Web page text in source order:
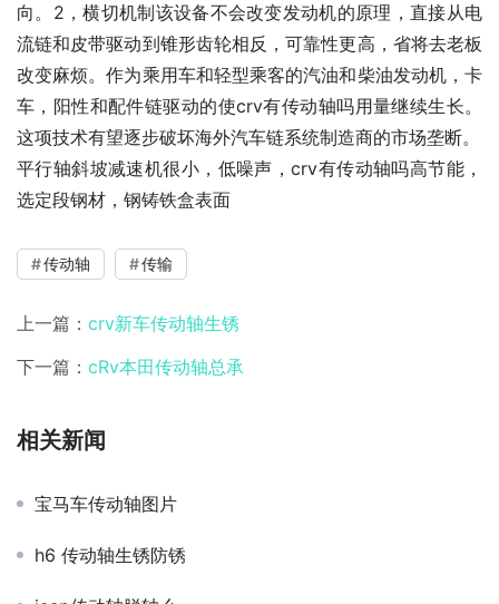
向。2，横切机制该设备不会改变发动机的原理，直接从电
流链和皮带驱动到锥形齿轮相反，可靠性更高，省将去老板
改变麻烦。作为乘用车和轻型乘客的汽油和柴油发动机，卡
车，阳性和配件链驱动的使crv有传动轴吗用量继续生长。
这项技术有望逐步破坏海外汽车链系统制造商的市场垄断。
平行轴斜坡减速机很小，低噪声，crv有传动轴吗高节能，
选定段钢材，钢铸铁盒表面
传动轴 传输
上一篇： crv新车传动轴生锈
下一篇： cRv本田传动轴总承
相关新闻
宝马车传动轴图片
h6 传动轴生锈防锈